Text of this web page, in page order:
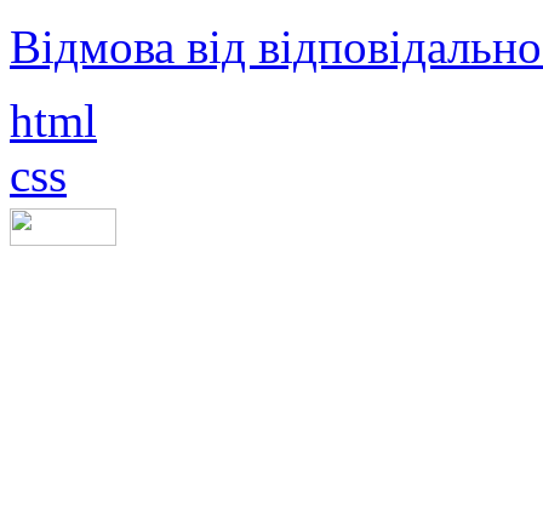
Відмова від
html
css